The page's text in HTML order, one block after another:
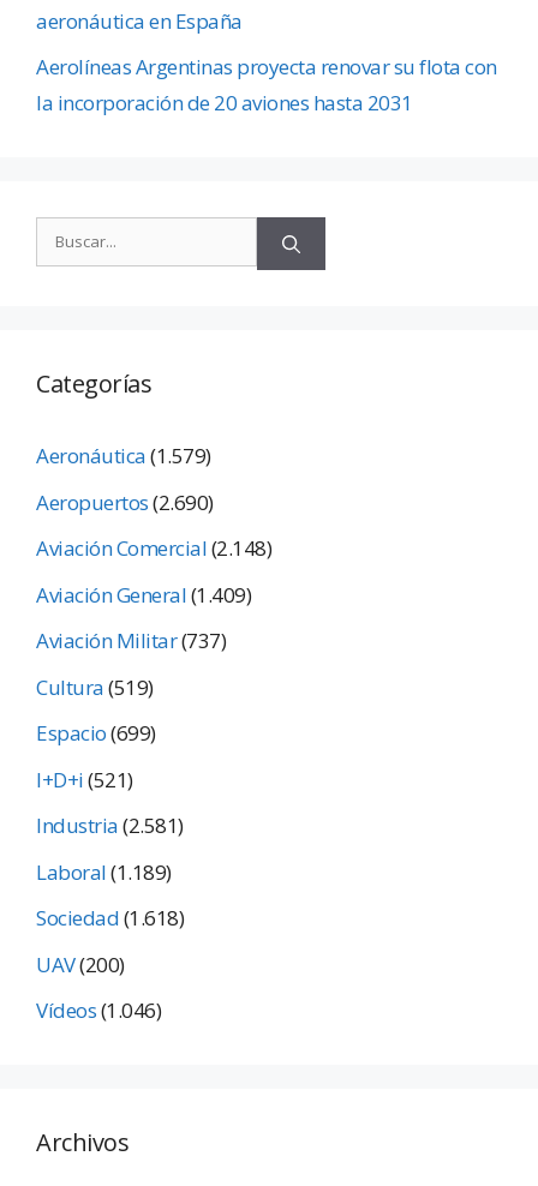
aeronáutica en España
Aerolíneas Argentinas proyecta renovar su flota con
la incorporación de 20 aviones hasta 2031
Categorías
Aeronáutica(1.579)
Aeropuertos(2.690)
Aviación Comercial(2.148)
Aviación General(1.409)
Aviación Militar(737)
Cultura(519)
Espacio(699)
I+D+i(521)
Industria(2.581)
Laboral(1.189)
Sociedad(1.618)
UAV(200)
Vídeos(1.046)
Archivos